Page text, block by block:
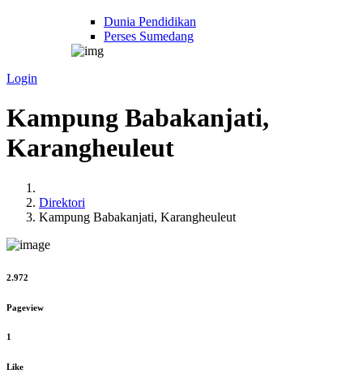
Dunia Pendidikan
Perses Sumedang
Login
Kampung Babakanjati,
Karangheuleut
Direktori
Kampung Babakanjati, Karangheuleut
2.972
Pageview
1
Like